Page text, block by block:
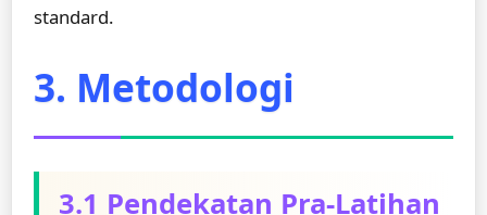
standard.
3. Metodologi
3.1 Pendekatan Pra-Latihan